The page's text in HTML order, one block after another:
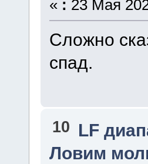
« : 23 Мая
Сложно
спад.
10 LF
Ловим